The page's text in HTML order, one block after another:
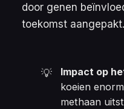
door genen
toekomst aangepakt.
💡 Impact op
koeien
methaan